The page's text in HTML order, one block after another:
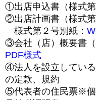
①出店申込書（様式第
②出店計画書（様式第
様式第２号別紙：
③会社（店）概要書（
PDF様式
④法人を設立してい
の定款、規約
⑤代表者の住民票※個